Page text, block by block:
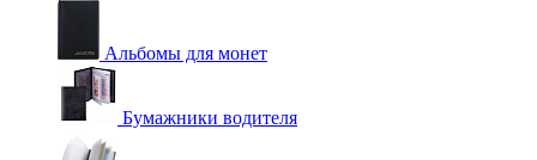
Альбомы для монет
Бумажники водителя